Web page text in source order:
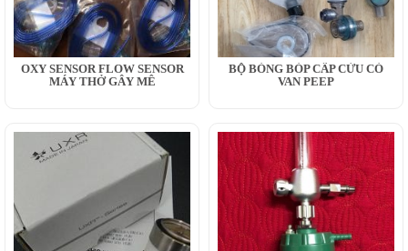
OXY SENSOR FLOW SENSOR
MÁY THỞ GÂY MÊ
BỘ BÓNG BÓP CẤP CỨU CÓ
VAN PEEP